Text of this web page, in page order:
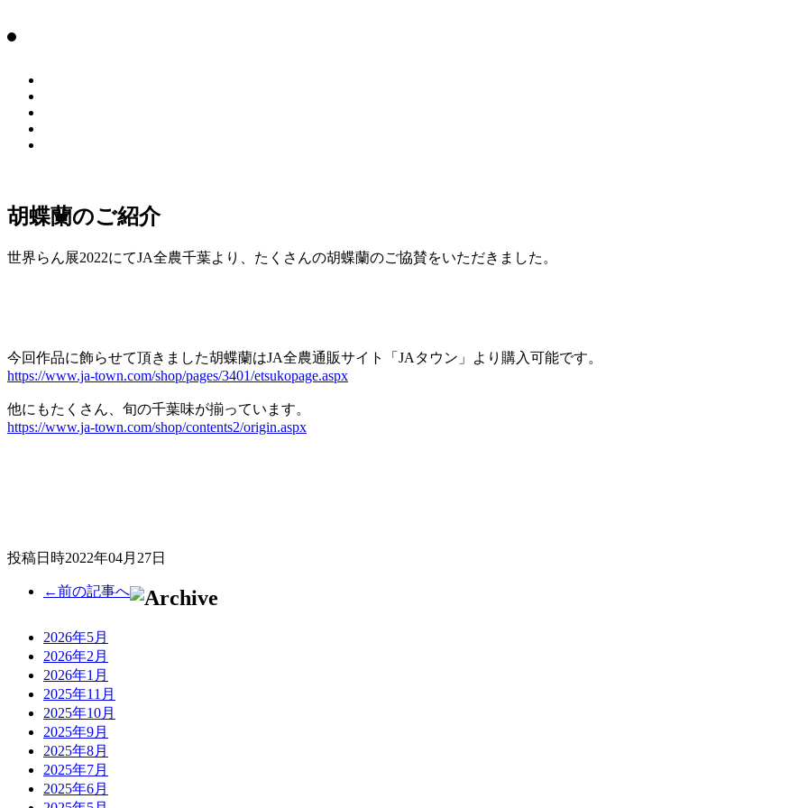
胡蝶蘭のご紹介
世界らん展2022にてJA全農千葉より、たくさんの胡蝶蘭のご協賛をいただきました。
今回作品に飾らせて頂きました胡蝶蘭はJA全農通販サイト「JAタウン」より購入可能です。
https://www.ja-town.com/shop/pages/3401/etsukopage.aspx
他にもたくさん、旬の千葉味が揃っています。
https://www.ja-town.com/shop/contents2/origin.aspx
投稿日時2022年04月27日
←前の記事へ
2026年5月
2026年2月
2026年1月
2025年11月
2025年10月
2025年9月
2025年8月
2025年7月
2025年6月